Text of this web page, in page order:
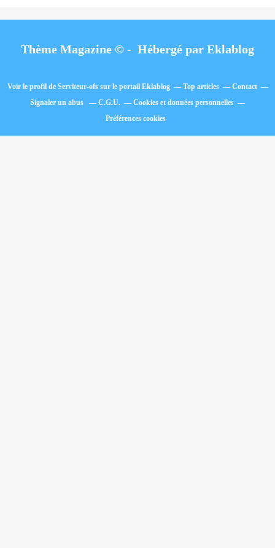
Thème Magazine © - Hébergé par Eklablog
Voir le profil de Serviteur-ofssur le portail Eklablog Top articles
Contact
Signaler un abus
C.G.U.
Cookies et données personnelles
Préférences cookies